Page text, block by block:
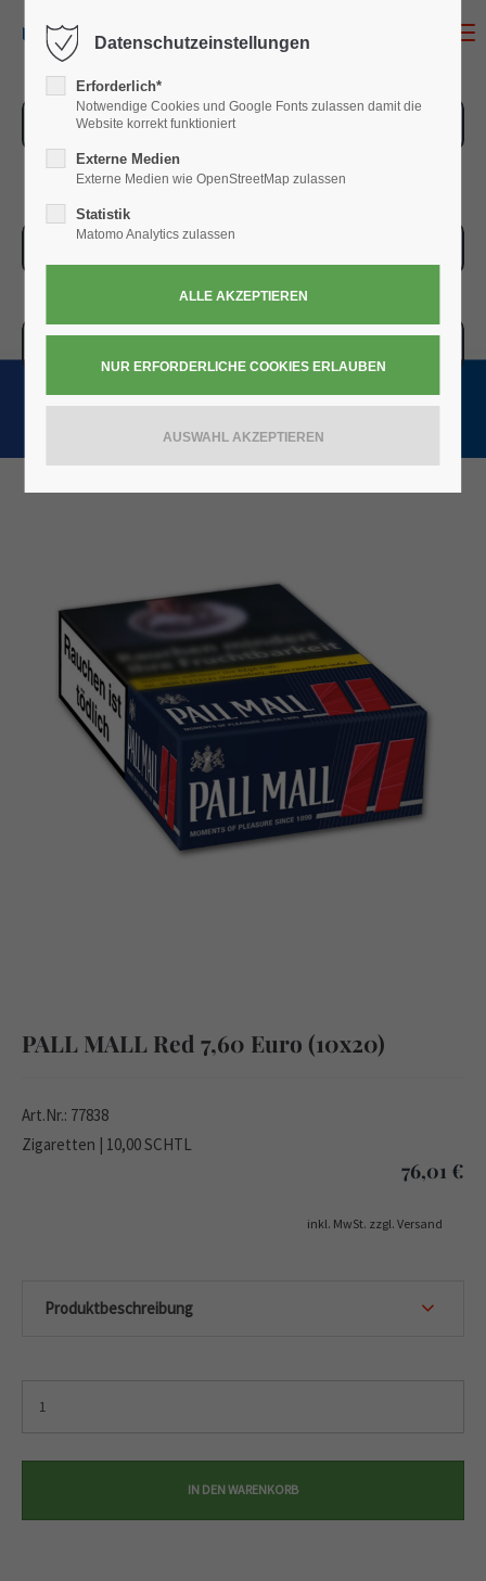
ZUR ÜBERSICHT
PALL MALL Red 7,60 Euro (10x20)
Art.Nr.: 77838
Zigaretten | 10,00 SCHTL
76,01 €
inkl. MwSt. zzgl. Versand
Produktbeschreibung
Datenschutzeinstellungen
Erforderlich*
Notwendige Cookies und Google Fonts zulassen damit die
Website korrekt funktioniert
Externe Medien
Externe Medien wie OpenStreetMap zulassen
Statistik
Matomo Analytics zulassen